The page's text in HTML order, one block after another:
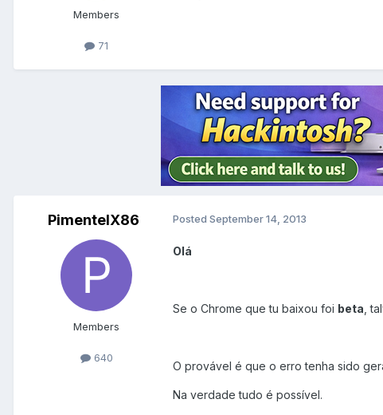
Members
71
PimentelX86
Members
640
Posted September 14, 2013
Olá
Se o Chrome que tu baixou foi beta ,
O provável é que o erro tenha sido
Na verdade tudo é possível.